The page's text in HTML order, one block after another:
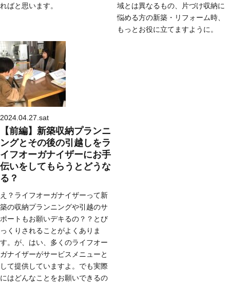
ればと思います。
域とは異なるもの、片づけ収納に
悩める方の新築・リフォーム時、
もっとお役に立てますように。
2024.04.27.sat
【前編】新築収納プランニ
ングとその後の引越しをラ
イフオーガナイザーにお手
伝いをしてもらうとどうな
る？
え？ライフオーガナイザーって新
築の収納プランニングや引越のサ
ポートもお願いデキるの？？とび
っくりされることがよくありま
す。が、はい、多くのライフオー
ガナイザーがサービスメニューと
して提供していますよ。でも実際
にはどんなことをお願いできるの